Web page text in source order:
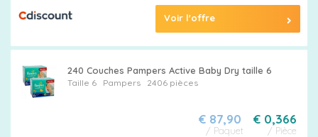
Voir l'offre
240 Couches Pampers Active Baby Dry taille 6
Taille 6 Pampers2406 pièces
€ 0,366
/ Pièce
€ 87,90
/ Paquet